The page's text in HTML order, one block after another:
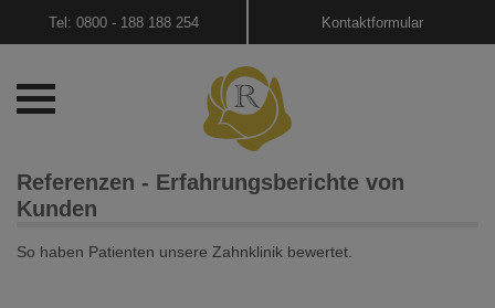
Tel: 0800 - 188 188 254 Kontaktformular
Referenzen - Erfahrungsberichte von
Kunden
So haben Patienten unsere Zahnklinik bewertet.